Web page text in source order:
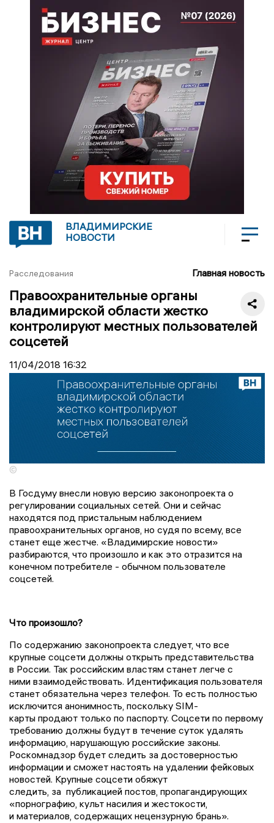
ВЛАДИМИРСКИЕ
НОВОСТИ
Расследования Главная новость
Правоохранительные органы
владимирской области жестко
контролируют местных пользователей
соцсетей
11/04/2018 16:32
©
В Госдуму внесли новую версию законопроекта о
регулировании социальных сетей. Они и сейчас
находятся под пристальным наблюдением
правоохранительных органов, но судя по всему, все
станет еще жестче. «Владимирские новости»
разбираются, что произошло и как это отразится на
конечном потребителе - обычном пользователе
соцсетей.
Что произошло?
По содержанию законопроекта следует, что все
крупные соцсети должны открыть представительства
в России. Так российским властям станет легче с
ними взаимодействовать. Идентификация пользователя
станет обязательна через телефон. То есть полностью
исключится анонимность, поскольку SIM-
карты продают только по паспорту. Соцсети по первому
требованию должны будут в течение суток удалять
информацию, нарушающую российские законы.
Роскомнадзор будет следить за достоверностью
информации и сможет настоять на удалении фейковых
новостей. Крупные соцсети обяжут
следить, за публикацией постов, пропагандирующих
«порнографию, культ насилия и жестокости,
и материалов, содержащих нецензурную брань».